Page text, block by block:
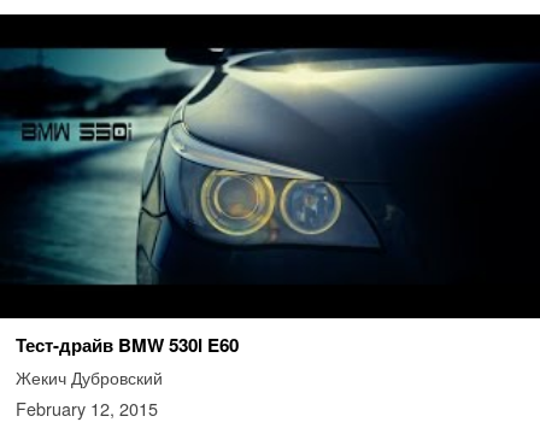
Тест-драйв BMW 530i E60
Жекич Дубровский
February 12, 2015